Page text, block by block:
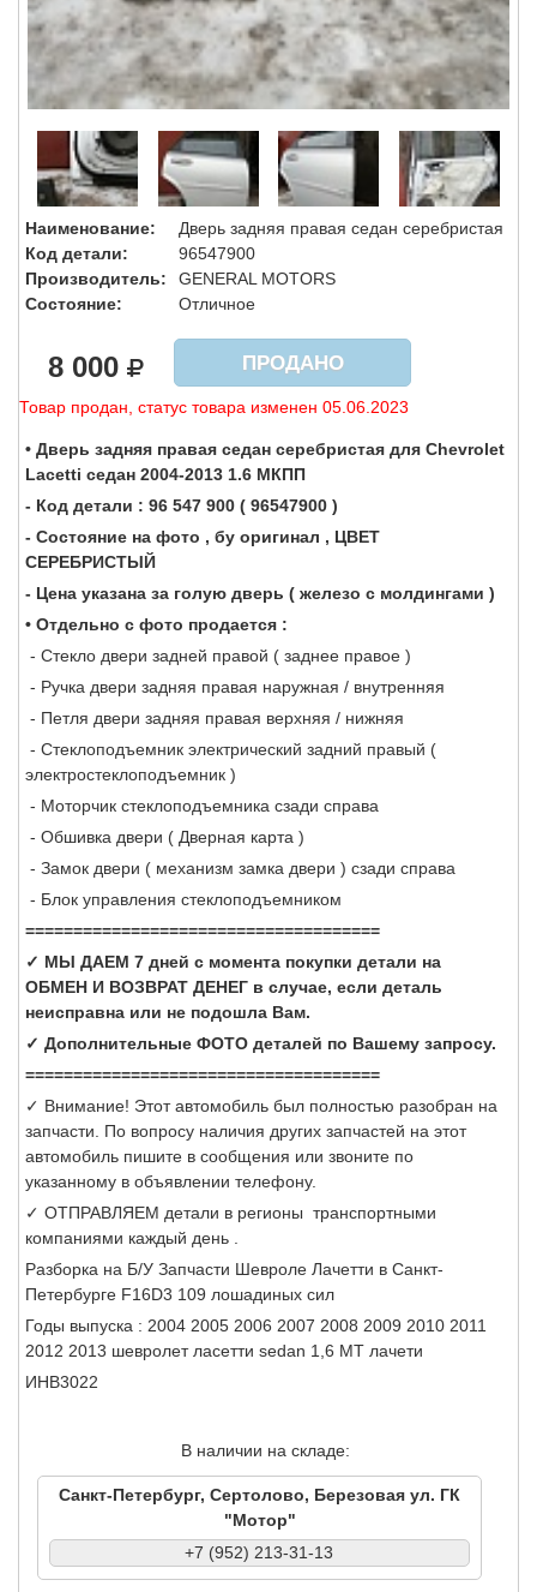
Наименование:
Дверь задняя правая седан серебристая
Код детали:
96547900
Производитель:
GENERAL MOTORS
Состояние:
Отличное
8 000 ПРОДАНО
Товар продан, статус товара изменен 05.06.2023
• Дверь задняя правая седан серебристая для Chevrolet
Lacetti седан 2004-2013 1.6 МКПП
- Код детали : 96 547 900 ( 96547900 )
- Состояние на фото , бу оригинал , ЦВЕТ
СЕРЕБРИСТЫЙ
- Цена указана за голую дверь ( железо с молдингами )
• Отдельно c фото продается :
- Стекло двери задней правой ( заднее правое )
- Ручка двери задняя правая наружная / внутренняя
- Петля двери задняя правая верхняя / нижняя
- Стеклоподъемник электрический задний правый (
электростеклоподъемник )
- Моторчик стеклоподъемника сзади справа
- Обшивка двери ( Дверная карта )
- Замок двери ( механизм замка двери ) сзади справа
- Блок управления стеклоподъемником
=====================================
✓ МЫ ДАЕМ 7 дней с момента покупки детали на
ОБМЕН И ВОЗВРАТ ДЕНЕГ в случае, если деталь
неисправна или не подошла Вам.
✓ Дополнительные ФОТО деталей по Вашему запросу.
=====================================
✓ Внимание! Этот автомобиль был полностью разобран на
запчасти. По вопросу наличия других запчастей на этот
автомобиль пишите в сообщения или звоните по
указанному в объявлении телефону.
✓ ОТПРАВЛЯЕМ детали в регионы транспортными
компаниями каждый день .
Разборка на Б/У Запчасти Шевроле Лачетти в Санкт-
Петербурге F16D3 109 лошадиных сил
Годы выпуска : 2004 2005 2006 2007 2008 2009 2010 2011
2012 2013 шевролет ласетти sedan 1,6 МТ лачети
ИНВ3022
В наличии на складе:
Санкт-Петербург, Сертолово, Березовая ул. ГК
"Мотор"
+7 (952) 213-31-13